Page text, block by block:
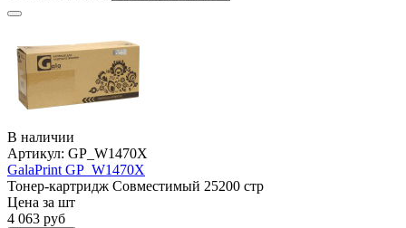
В наличии
Артикул: GP_W1470X
GalaPrint GP_W1470X
Тонер-картридж Совместимый 25200 стр
Цена за шт
4 063 руб